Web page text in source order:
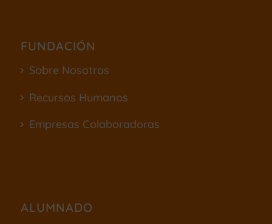
FUNDACIÓN
Sobre Nosotros
Recursos Humanos
Empresas Colaboradoras
ALUMNADO